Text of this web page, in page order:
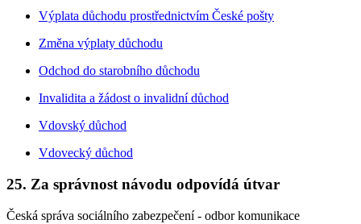
Výplata důchodu prostřednictvím České pošty
Změna výplaty důchodu
Odchod do starobního důchodu
Invalidita a žádost o invalidní důchod
Vdovský důchod
Vdovecký důchod
25. Za správnost návodu odpovídá útvar
Česká správa sociálního zabezpečení - odbor komunikace